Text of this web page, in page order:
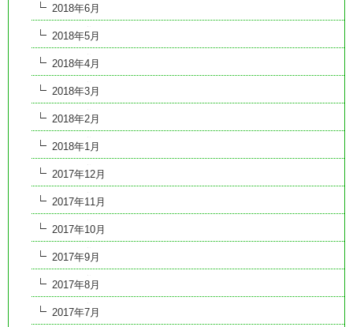
2018年6月
2018年5月
2018年4月
2018年3月
2018年2月
2018年1月
2017年12月
2017年11月
2017年10月
2017年9月
2017年8月
2017年7月